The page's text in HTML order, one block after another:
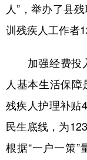
广东
陕西
新疆
多语种频道
人”，举办了县
训残疾人工作者
加强经费投
人基本生活保
残疾人护理补贴
民生底线，为
根据“一户一策